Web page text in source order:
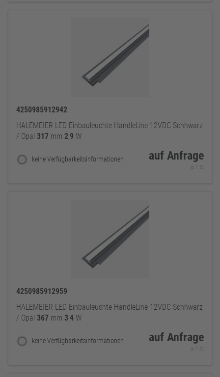
4250985912942
HALEMEIER LED Einbauleuchte HandleLine 12VDC Schhwarz
/ Opal 317 mm 2,9 W
keine Verfügbarkeitsinformationen auf Anfrage
je 1 St
4250985912959
HALEMEIER LED Einbauleuchte HandleLine 12VDC Schhwarz
/ Opal 367 mm 3,4 W
keine Verfügbarkeitsinformationen auf Anfrage
je 1 St